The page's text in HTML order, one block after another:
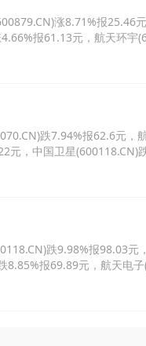
涨8.71%报25.46
报61.13元，航天环宇
跌7.94%报62.6元，
元，中国卫星(600118.CN)
跌9.98%报98.03元
8.85%报69.89元，航天电